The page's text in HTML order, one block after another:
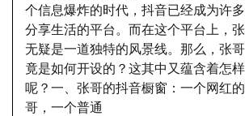
个信息爆炸的时代，抖音已经成为许多
分享生活的平台。而在这个平台上，
无疑是一道独特的风景线。那么，张
竟是如何开设的？这其中又蕴含着怎
呢？一、张哥的抖音橱窗：一个网红
哥，一个普通